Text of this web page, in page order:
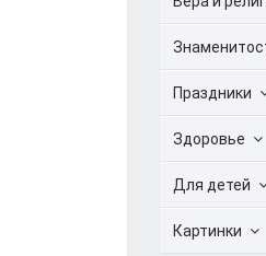
Праздники
Здоровье
Для детей
Картинки